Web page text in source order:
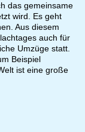
das gemeinsame
wird. Es geht
Aus diesem
auch für
Umzüge statt.
Beispiel
ist eine große